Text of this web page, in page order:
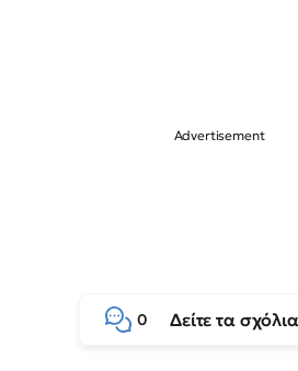
0 Δείτε τα σχόλια